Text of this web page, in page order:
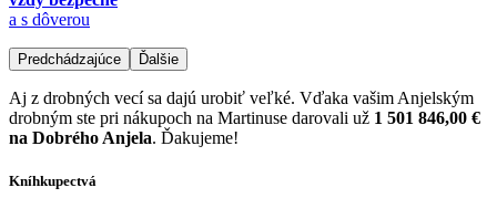
a s dôverou
Predchádzajúce Ďalšie
Aj z drobných vecí sa dajú urobiť veľké. Vďaka vašim Anjelským
drobným ste pri nákupoch na Martinuse darovali už 1 501 846,00 €
na Dobrého Anjela. Ďakujeme!
Kníhkupectvá